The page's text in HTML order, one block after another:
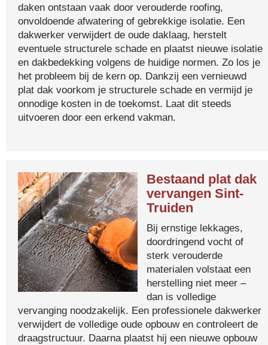
daken ontstaan vaak door verouderde roofing,
onvoldoende afwatering of gebrekkige isolatie. Een
dakwerker verwijdert de oude daklaag, herstelt
eventuele structurele schade en plaatst nieuwe isolatie
en dakbedekking volgens de huidige normen. Zo los je
het probleem bij de kern op. Dankzij een vernieuwd
plat dak voorkom je structurele schade en vermijd je
onnodige kosten in de toekomst. Laat dit steeds
uitvoeren door een erkend vakman.
Bestaand plat dak
vervangen Sint-
Truiden
Bij ernstige lekkages,
doordringend vocht of
sterk verouderde
materialen volstaat een
herstelling niet meer –
dan is volledige
vervanging noodzakelijk. Een professionele dakwerker
verwijdert de volledige oude opbouw en controleert de
draagstructuur. Daarna plaatst hij een nieuwe opbouw